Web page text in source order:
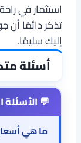
استثمار في
تذكر دائمًا
إليك سليمًا.
أسئلة
ما هي